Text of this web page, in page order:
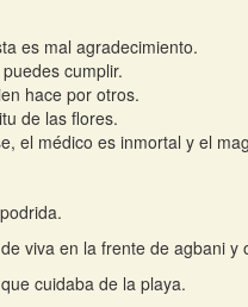
es mal agradecimiento.
cumplir.
hace por otros.
de las flores.
el médico es inmortal y el
viva en la frente de agbani
cuidaba de la playa.